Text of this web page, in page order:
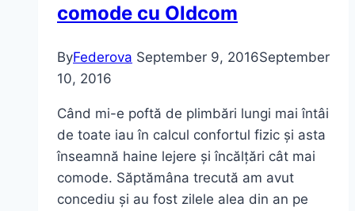
comode cu Oldcom
ByFederova September 9, 2016September
10, 2016
Când mi-e poftă de plimbări lungi mai întâi
de toate iau în calcul confortul fizic și asta
înseamnă haine lejere și încălțări cât mai
comode. Săptămâna trecută am avut
concediu și au fost zilele alea din an pe